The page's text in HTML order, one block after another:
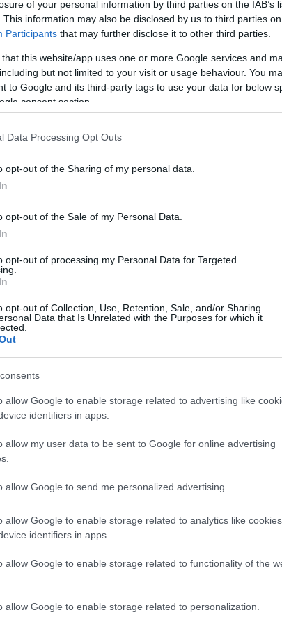
of your personal information by third parties on the IAB’s
This information may also be disclosed by us to third parties
Participants that may further disclose it to other third parties.
that this website/app uses one or more Google services and
but not limited to your visit or usage behaviour. You
to Google and its third-party tags to use your data for below
consent section.
Data Processing Opt Outs
opt-out of the Sharing of my personal data.
opt-out of the Sale of my Personal Data.
opt-out of processing my Personal Data for Targeted
opt-out of Collection, Use, Retention, Sale, and/or Sharing
Data that Is Unrelated with the Purposes for which it
allow Google to enable storage related to advertising like
identifiers in apps.
allow my user data to be sent to Google for online advertising
allow Google to send me personalized advertising.
allow Google to enable storage related to analytics like
identifiers in apps.
allow Google to enable storage related to functionality of the
allow Google to enable storage related to personalization.
los de Marillion y Extremoduro, así como
ilustran cómo las comunidades pueden unirse
de reunir pequeñas aportaciones de un gran número
financiar una diversidad de proyectos. Según
no recibir nada a cambio, o pueden esperar
porcentaje de ingresos futuros.
modalidades, cada una con características
necesidades y objetivos. A continuación, se detallan
su apoyo sin esperar una compensación a cambio. Es una
consideran valiosos.